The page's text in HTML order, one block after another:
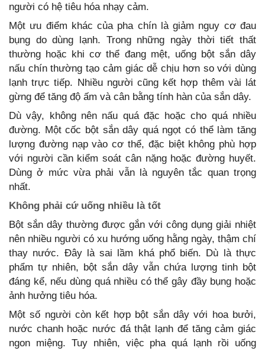
người có hệ tiêu hóa nhạy cảm.
Một ưu điểm khác của pha chín là giảm nguy cơ đau
bụng do dùng lạnh. Trong những ngày thời tiết thất
thường hoặc khi cơ thể đang mệt, uống bột sắn dây
nấu chín thường tạo cảm giác dễ chịu hơn so với dùng
lạnh trực tiếp. Nhiều người cũng kết hợp thêm vài lát
gừng để tăng độ ấm và cân bằng tính hàn của sắn dây.
Dù vậy, không nên nấu quá đặc hoặc cho quá nhiều
đường. Một cốc bột sắn dây quá ngọt có thể làm tăng
lượng đường nạp vào cơ thể, đặc biệt không phù hợp
với người cần kiểm soát cân nặng hoặc đường huyết.
Dùng ở mức vừa phải vẫn là nguyên tắc quan trọng
nhất.
Không phải cứ uống nhiều là tốt
Bột sắn dây thường được gắn với công dụng giải nhiệt
nên nhiều người có xu hướng uống hằng ngày, thậm chí
thay nước. Đây là sai lầm khá phổ biến. Dù là thực
phẩm tự nhiên, bột sắn dây vẫn chứa lượng tinh bột
đáng kể, nếu dùng quá nhiều có thể gây đầy bụng hoặc
ảnh hưởng tiêu hóa.
Một số người còn kết hợp bột sắn dây với hoa bưởi,
nước chanh hoặc nước đá thật lạnh để tăng cảm giác
ngon miệng. Tuy nhiên, việc pha quá lạnh rồi uống